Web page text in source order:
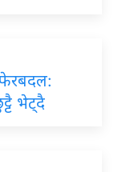
फेरबदल:
भेट्दै